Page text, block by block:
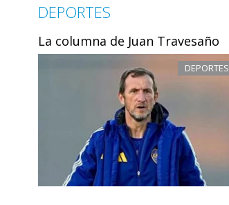
DEPORTES
La columna de Juan Travesaño
DEPORTES